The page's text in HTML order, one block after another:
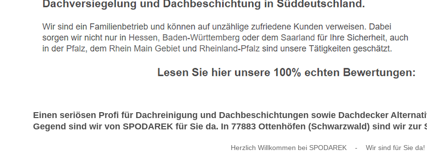
Einen seriösen Profi für Dachreinigung und Dachbeschichtungen sowie Dachdecker
Gegend sind wir von SPODAREK für Sie da. In 77883 Ottenhöfen (Schwarzwald) sind wir zur
Herzlich Willkommen bei SPODAREK - Wir sind für Sie da!